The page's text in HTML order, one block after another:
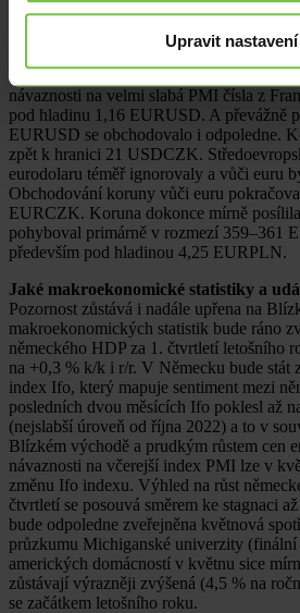
Upravit nastavení
neanualizovaném vyjádření používaném
Stručně ke včerejšímu obchodování na
hlavním měnovém páru ve čtvrtek ráno
návaznosti na velmi slabá PMI čísla z
pod hladinu 1,16 EURUSD. A převážně
EURUSD se obchodovalo i odpoledne.
zpět k hranici 21 USDCZK.
eurodolaru téměř ignorovaly a vůči euru
Obchodování koruny vůči euru
EURCZK. Koruna dokonce mírně
pohyboval primárně v rozmezí 359–361
především pod hladinou 4,25 EURPLN.
Jaké makroekonomické statistiky a
Pozornost zůstává i nadále upřena na
makroekonomických statistik bude ráno
německého HDP za 1. čtvrtletí letošního
na +0,3 % k/k i r/r. V Německu bude stát
index Ifo, který mapuje sentiment mezi
posledních dvou měsících Ifo poklesl až
(nejslabší úroveň od října 2022) a to v
Blízkém východě a prudkým růstem cen
návaznosti na včerejší index PMI lze v
změnu Ifo indexu. Výhled na růst
čtvrtletí se posouvá směrem ke stagnaci
bude odpoledne zveřejněna květnová
průzkumu Michiganské univerzity
amerických domácností v květnu sice
zůstávají výrazněji zvýšená (4,5 % na
se začátkem letošního roku.